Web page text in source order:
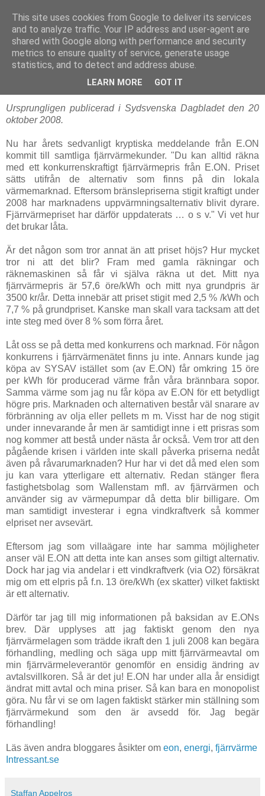
Staffan Appelros
Oct 21, 2008
Dyrare värme från E.ON igen.
Ursprungligen publicerad i Sydsvenska Dagbladet den 20
oktober 2008.
Nu har årets sedvanligt kryptiska meddelande från E.ON
kommit till samtliga fjärrvärmekunder. "Du kan alltid räkna
med ett konkurrenskraftigt fjärrvärmepris från E.ON. Priset
sätts utifrån de alternativ som finns på din lokala
värmemarknad. Eftersom bränslepriserna stigit kraftigt under
2008 har marknadens uppvärmningsalternativ blivit dyrare.
Fjärrvärmepriset har därför uppdaterats … o s v." Vi vet hur
det brukar låta.
Är det någon som tror annat än att priset höjs? Hur mycket
tror ni att det blir? Fram med gamla räkningar och
räknemaskinen så får vi själva räkna ut det. Mitt nya
fjärrvärmepris är 57,6 öre/kWh och mitt nya grundpris är
3500 kr/år. Detta innebär att priset stigit med 2,5 % /kWh och
7,7 % på grundpriset. Kanske man skall vara tacksam att det
inte steg med över 8 % som förra året.
Låt oss se på detta med konkurrens och marknad. För någon
konkurrens i fjärrvärmenätet finns ju inte. Annars kunde jag
köpa av SYSAV istället som (av E.ON) får omkring 15 öre
per kWh för producerad värme från våra brännbara sopor.
Samma värme som jag nu får köpa av E.ON för ett betydligt
högre pris. Marknaden och alternativen består väl snarare av
förbränning av olja eller pellets m m. Visst har de nog stigit
under innevarande år men är samtidigt inne i ett prisras som
nog kommer att bestå under nästa år också. Vem tror att den
pågående krisen i världen inte skall påverka priserna nedåt
även på råvarumarknaden? Hur har vi det då med elen som
ju kan vara ytterligare ett alternativ. Redan stänger flera
fastighetsbolag som Wallenstam mfl. av fjärrvärmen och
använder sig av värmepumpar då detta blir billigare. Om
man samtidigt investerar i egna vindkraftverk så kommer
elpriset ner avsevärt.
Eftersom jag som villaägare inte har samma möjligheter
anser väl E.ON att detta inte kan anses som giltigt alternativ.
Dock har jag via andelar i ett vindkraftverk (via O2) försäkrat
mig om ett elpris på f.n. 13 öre/kWh (ex skatter) vilket faktiskt
är ett alternativ.
Därför tar jag till mig informationen på baksidan av E.ONs
brev. Där upplyses att jag faktiskt genom den nya
fjärrvärmelagen som trädde ikraft den 1 juli 2008 kan begära
förhandling, medling och säga upp mitt fjärrvärmeavtal om
min fjärrvärmeleverantör genomför en ensidig ändring av
avtalsvillkoren. Så är det ju! E.ON har under alla år ensidigt
ändrat mitt avtal och mina priser. Så kan bara en monopolist
göra. Nu får vi se om lagen faktiskt stärker min ställning som
fjärrvärmekund som den är avsedd för. Jag begär
förhandling!
Läs även andra bloggares åsikter om eon, energi, fjärrvärme
Intressant.se
Staffan Appelros
This site uses cookies from Google to deliver its services
and to analyze traffic. Your IP address and user-agent are
shared with Google along with performance and security
metrics to ensure quality of service, generate usage
statistics, and to detect and address abuse.
LEARN MORE GOT IT